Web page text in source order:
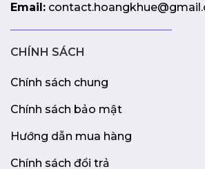
Email:
CHÍNH SÁCH
Chính sách chung
Chính sách bảo mật
Hướng dẫn mua hàng
Chính sách đổi trả